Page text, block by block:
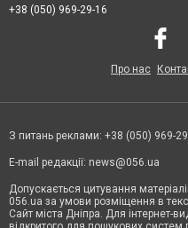
+38 (050) 969-29-16
Про нас
З питань реклами: +38 (050) 969-
E-mail редакції: news@056.ua
Допускається цитування
056.ua за умови розміщення в
Сайт міста Дніпра. Для інтернет-